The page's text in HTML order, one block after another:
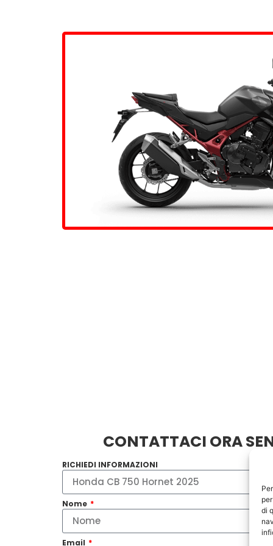
di
CONTATTACI ORA
RICHIEDI INFORMAZIONI
Nome
Email